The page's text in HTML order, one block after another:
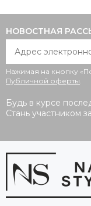
НОВОСТНАЯ
Нажимая на кнопку
Публичной оферты.
Будь в курсе
Стань участником